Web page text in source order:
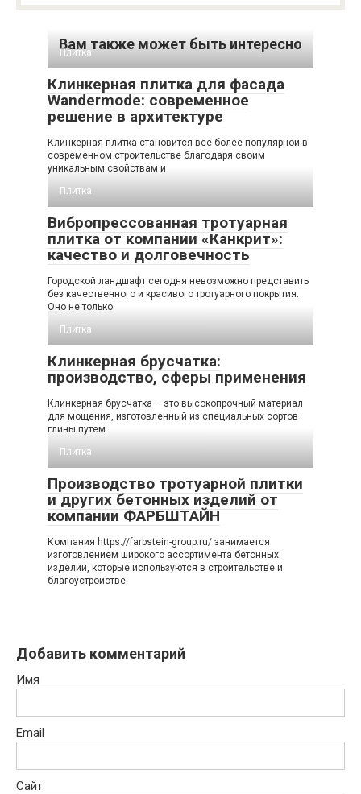
Вам также может быть интересно
Плитка
Клинкерная плитка для фасада
Wandermode: современное
решение в архитектуре
Клинкерная плитка становится всё более популярной в
современном строительстве благодаря своим
уникальным свойствам и
Плитка
Вибропрессованная тротуарная
плитка от компании «Канкрит»:
качество и долговечность
Городской ландшафт сегодня невозможно представить
без качественного и красивого тротуарного покрытия.
Оно не только
Плитка
Клинкерная брусчатка:
производство, сферы применения
Клинкерная брусчатка – это высокопрочный материал
для мощения, изготовленный из специальных сортов
глины путем
Плитка
Производство тротуарной плитки
и других бетонных изделий от
компании ФАРБШТАЙН
Компания https://farbstein-group.ru/ занимается
изготовлением широкого ассортимента бетонных
изделий, которые используются в строительстве и
благоустройстве
Добавить комментарий
Имя
Email
Сайт